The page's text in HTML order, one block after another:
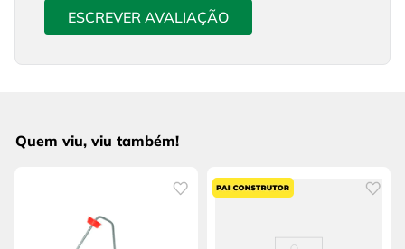
ESCREVER AVALIAÇÃO
Quem viu, viu também!